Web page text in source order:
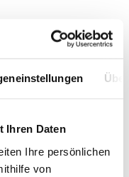
Ihren Daten
Ihre persönlichen
von